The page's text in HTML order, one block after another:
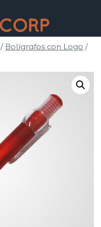
/ Bolígrafos con Logo /